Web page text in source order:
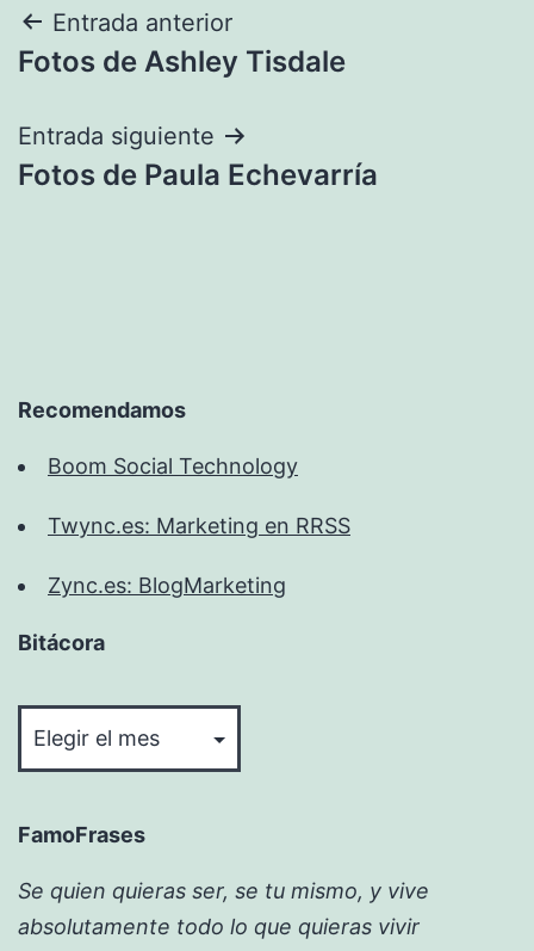
Navegación
de
entradas
Entrada anterior
Fotos de Ashley Tisdale
Entrada siguiente
Fotos de Paula Echevarría
Recomendamos
Boom Social Technology
Twync.es: Marketing en RRSS
Zync.es: BlogMarketing
Bitácora
FamoFrases
Se quien quieras ser, se tu mismo, y vive
absolutamente todo lo que quieras vivir